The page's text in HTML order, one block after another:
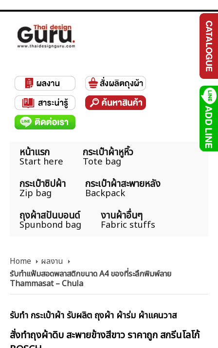
หน้าแรก
Start here
กระเป๋าผ้าหูหิ้ว
Tote bag
กระเป๋าซิปผ้า
Zip bag
กระเป๋าผ้าสะพายหลัง
Backpack
ถุงผ้าสปันบอนด์
Spunbond bag
งานผ้าอื่นๆ
Fabric stuffs
Home
ผลงาน
รับทำแฟ้มสอดพลาสติกขนาด A4 ของที่ระลึกพิมพ์ลาย
Thammasat – Chula
รับทำ กระเป๋าผ้า รับผลิต ถุงผ้า ผ้าร่ม ผ้าแคนวาส
สั่งทำถุงผ้าดิบ สะพายข้างสีขาว ราคาถูก สกรีนโลโก้